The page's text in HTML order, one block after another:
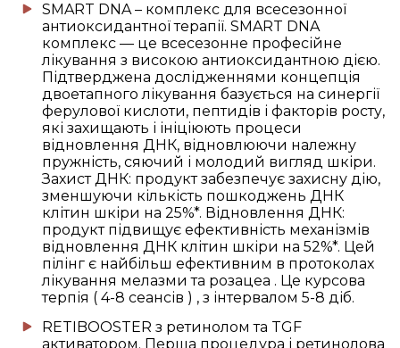
SMART DNA – комплекс для всесезонної
антиоксидантної терапії. SMART DNA
комплекс — це всесезонне професійне
лікування з високою антиоксидантною дією.
Підтверджена дослідженнями концепція
двоетапного лікування базується на синергії
ферулової кислоти, пептидів і факторів росту,
які захищають і ініціюють процеси
відновлення ДНК, відновлюючи належну
пружність, сяючий і молодий вигляд шкіри.
Захист ДНК: продукт забезпечує захисну дію,
зменшуючи кількість пошкоджень ДНК
клітин шкіри на 25%*. Відновлення ДНК:
продукт підвищує ефективність механізмів
відновлення ДНК клітин шкіри на 52%*. Цей
пілінг є найбільш ефективним в протоколах
лікування мелазми та розацеа . Це курсова
терпія ( 4-8 сеансів ) , з інтервалом 5-8 діб.
RETIBOOSTER з ретинолом та TGF
активатором. Перша процедура і ретинолова